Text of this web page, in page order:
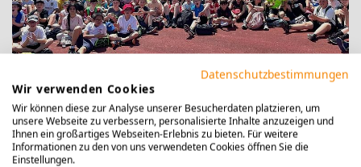
Datenschutzbestimmungen
Wir verwenden Cookies
Wir können diese zur Analyse unserer Besucherdaten platzieren, um
unsere Webseite zu verbessern, personalisierte Inhalte anzuzeigen und
Ihnen ein großartiges Webseiten-Erlebnis zu bieten. Für weitere
Informationen zu den von uns verwendeten Cookies öffnen Sie die
Einstellungen.